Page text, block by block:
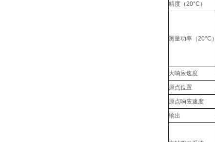
精度（20°C）
测量功率（20°C）
大响应速度
原点位置
原点响应速度
输出